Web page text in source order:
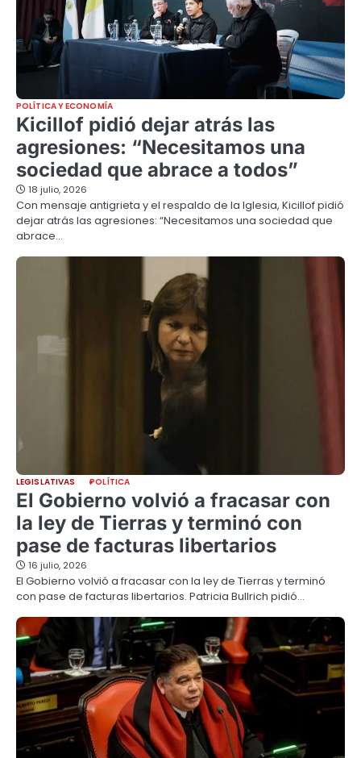
POLÍTICA Y ECONOMÍA
Kicillof pidió dejar atrás las
agresiones: “Necesitamos una
sociedad que abrace a todos”
18 julio, 2026
Con mensaje antigrieta y el respaldo de la Iglesia, Kicillof pidió
dejar atrás las agresiones: “Necesitamos una sociedad que
abrace…
LEGISLATIVAS POLÍTICA
El Gobierno volvió a fracasar con
la ley de Tierras y terminó con
pase de facturas libertarios
16 julio, 2026
El Gobierno volvió a fracasar con la ley de Tierras y terminó
con pase de facturas libertarios. Patricia Bullrich pidió…